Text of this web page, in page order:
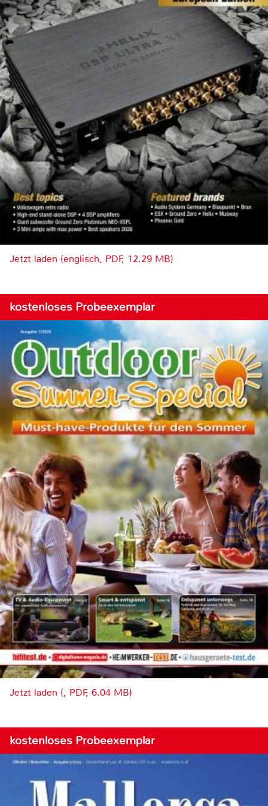
Jetzt laden (englisch, PDF, 12.29 MB)
kostenloses Probeexemplar
Jetzt laden (, PDF, 6.04 MB)
kostenloses Probeexemplar